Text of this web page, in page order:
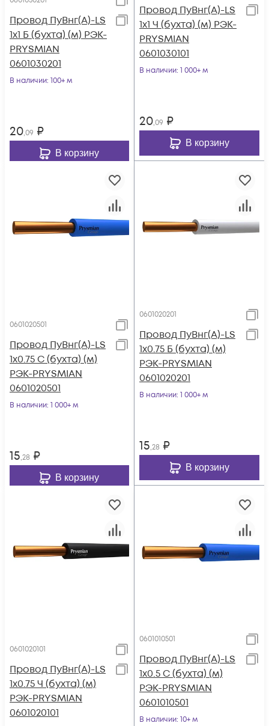
Провод ПуВнг(А)-LS
1х1 Б (бухта) (м) РЭК-
PRYSMIAN
0601030201
В наличии: 100+ м
20,09 ₽
В корзину
Провод ПуВнг(А)-LS
1х1 Ч (бухта) (м) РЭК-
PRYSMIAN
0601030101
В наличии: 1 000+ м
20,09 ₽
В корзину
0601020501
Провод ПуВнг(А)-LS
1х0.75 С (бухта) (м)
РЭК-PRYSMIAN
0601020501
В наличии: 1 000+ м
15,28 ₽
В корзину
0601020201
Провод ПуВнг(А)-LS
1х0.75 Б (бухта) (м)
РЭК-PRYSMIAN
0601020201
В наличии: 1 000+ м
15,28 ₽
В корзину
0601020101
Провод ПуВнг(А)-LS
1х0.75 Ч (бухта) (м)
РЭК-PRYSMIAN
0601020101
0601010501
Провод ПуВнг(А)-LS
1х0.5 С (бухта) (м)
РЭК-PRYSMIAN
0601010501
В наличии: 10+ м